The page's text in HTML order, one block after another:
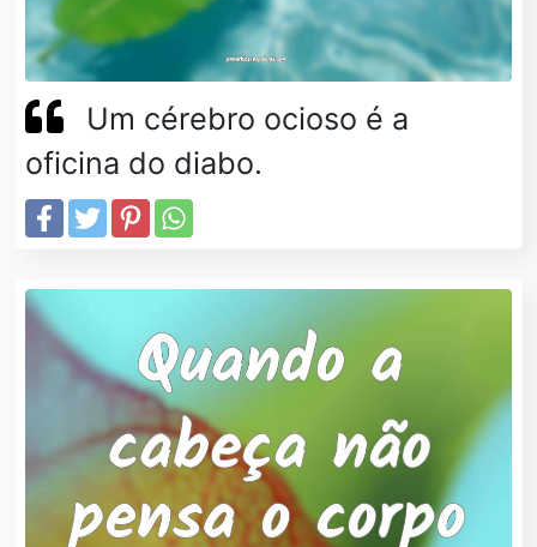
Um cérebro ocioso é a
oficina do diabo.